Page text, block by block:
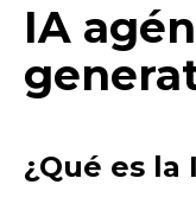
IA
¿Qué es la